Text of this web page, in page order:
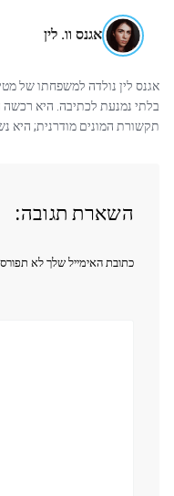
אגנס וו. לין
אגנס לין נולדה למשפחתו של
בלתי נמנעת לכתיבה. היא רכשה
תקשורת המונים מודרנית; היא
השארת תגובה:
כתובת האימייל שלך לא